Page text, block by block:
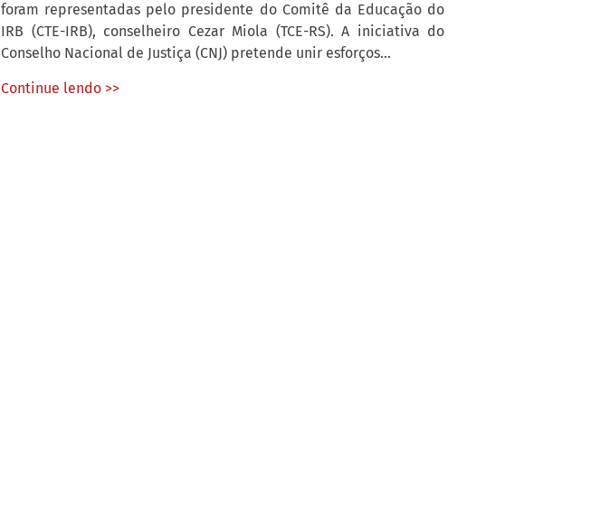
foram representadas pelo presidente do Comitê da Educação do
IRB (CTE-IRB), conselheiro Cezar Miola (TCE-RS). A iniciativa do
Conselho Nacional de Justiça (CNJ) pretende unir esforços...
Continue lendo >>